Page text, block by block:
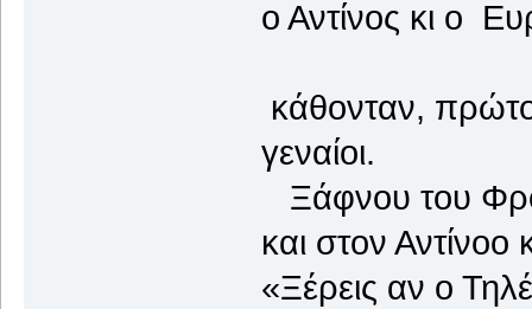
ο Αντίνος κι ο
κάθονταν,
γεναίοι.
Ξάφνου του
και στον Αντίνοο
«Ξέρεις αν